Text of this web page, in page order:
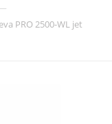
PRO 2500-WL jet